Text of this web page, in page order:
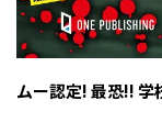
ムー認定! 最恐!! 学